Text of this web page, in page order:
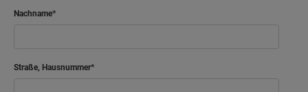
Nachname
Straße, Hausnummer